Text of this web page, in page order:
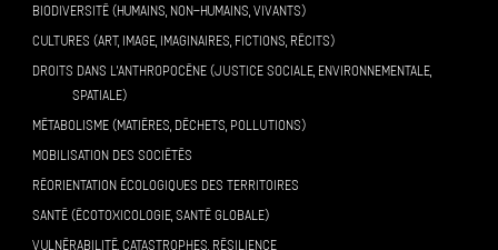
BIODIVERSITÉ (HUMAINS, NON-HUMAINS, VIVANTS)
CULTURES (ART, IMAGE, IMAGINAIRES, FICTIONS, RÉCITS)
DROITS DANS L’ANTHROPOCÈNE (JUSTICE SOCIALE, ENVIRONNEMENTALE,
SPATIALE)
MÉTABOLISME (MATIÈRES, DÉCHETS, POLLUTIONS)
MOBILISATION DES SOCIÉTÉS
RÉORIENTATION ÉCOLOGIQUES DES TERRITOIRES
SANTÉ (ÉCOTOXICOLOGIE, SANTÉ GLOBALE)
VULNÉRABILITÉ, CATASTROPHES, RÉSILIENCE